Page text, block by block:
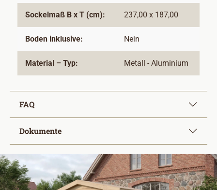
Sockelmaß B x T (cm): 237,00 x 187,00
Boden inklusive: Nein
Material – Typ: Metall - Aluminium
FAQ
Dokumente